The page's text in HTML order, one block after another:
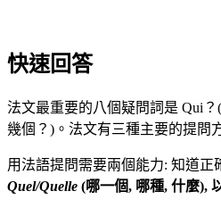
快速回答
法文最重要的八個疑問詞是 Qui？
幾個？)。法文有三種主要的提問
用法語提問需要兩個能力: 知道正
Quel/Quelle (哪一個, 哪種, 什麼),